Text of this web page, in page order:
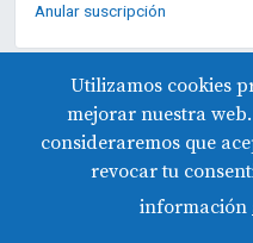
Anular suscripción
© 2026
Aviso legal y
Declaración de
Utilizamos cookies
mejorar nuestra
consideraremos que
revocar tu
información